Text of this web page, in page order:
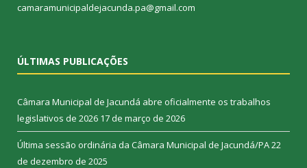
camaramunicipaldejacunda.pa@gmail.com
ÚLTIMAS PUBLICAÇÕES
Câmara Municipal de Jacundá abre oficialmente os trabalhos
legislativos de 2026 17 de março de 2026
Última sessão ordinária da Câmara Municipal de Jacundá/PA22
de dezembro de 2025